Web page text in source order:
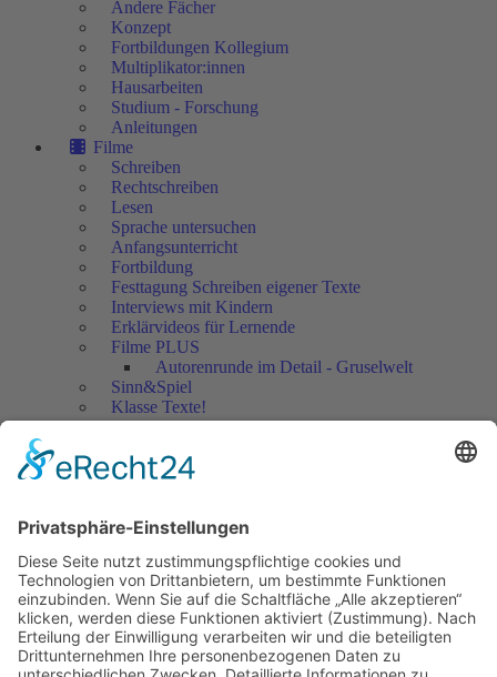
Andere Fächer
Konzept
Fortbildungen Kollegium
Multiplikator:innen
Hausarbeiten
Studium - Forschung
Anleitungen
Filme
Schreiben
Rechtschreiben
Lesen
Sprache untersuchen
Anfangsunterricht
Fortbildung
Festtagung Schreiben eigener Texte
Interviews mit Kindern
Erklärvideos für Lernende
Filme PLUS
Autorenrunde im Detail - Gruselwelt
Sinn&Spiel
Klasse Texte!
Filmausschnitte Grundschule
Jedes Kind wertschätzen!
Artikel
Artikel 2018
Artikel 2017
Artikel 2016
Artikel 2015
Artikel 2014
Artikel 2013